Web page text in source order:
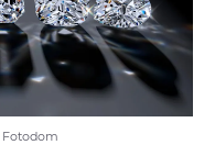
Fotodom